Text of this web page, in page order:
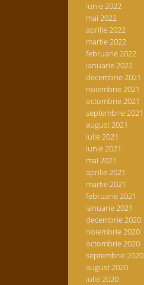
iunie 2022
mai 2022
aprilie 2022
martie 2022
februarie 2022
ianuarie 2022
decembrie 2021
noiembrie 2021
octombrie 2021
septembrie 2021
august 2021
iulie 2021
iunie 2021
mai 2021
aprilie 2021
martie 2021
februarie 2021
ianuarie 2021
decembrie 2020
noiembrie 2020
octombrie 2020
septembrie 2020
august 2020
iulie 2020